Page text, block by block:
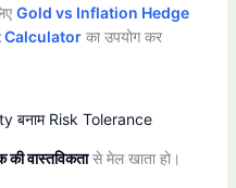
Gold vs Inflation Hedge
Calculatorका उपयोग कर
बनाम Risk Tolerance
की वास्तविकतासे मेल खाता हो।